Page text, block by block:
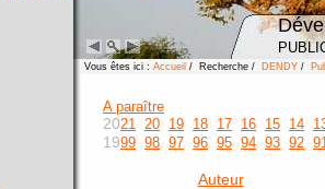
Vous êtes ici : Accueil / Recherche / DENDY /
A paraître
2021 20 19 18 17 16 15 14
1999 98 97 96 95 94 93 92
Auteur